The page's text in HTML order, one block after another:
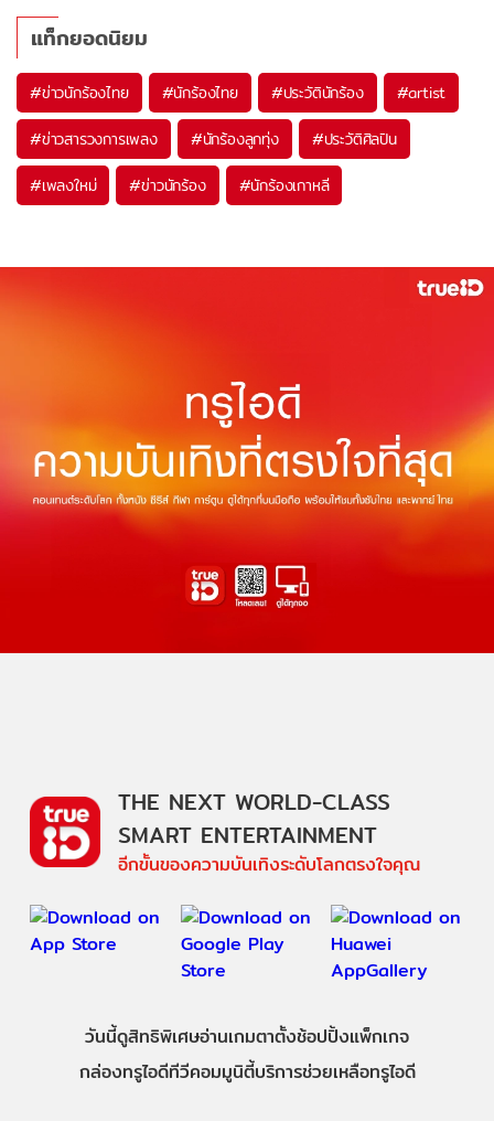
แท็กยอดนิยม
#ข่าวนักร้องไทย #นักร้องไทย #ประวัตินักร้อง #artist
#ข่าวสารวงการเพลง #นักร้องลูกทุ่ง #ประวัติศิลปิน
#เพลงใหม่ #ข่าวนักร้อง #นักร้องเกาหลี
THE NEXT WORLD-CLASS
SMART ENTERTAINMENT
อีกขั้นของความบันเทิงระดับโลกตรงใจคุณ
วันนี้ดูสิทธิพิเศษอ่านเกมตาตั้งช้อปปิ้งแพ็กเกจ
กล่องทรูไอดีทีวีคอมมูนิตี้บริการช่วยเหลือทรูไอดี